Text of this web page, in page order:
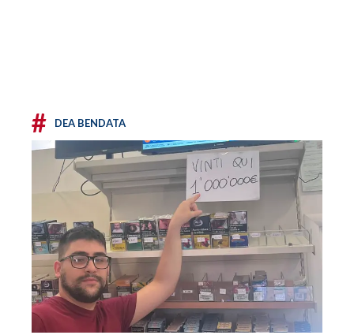
# DEA BENDATA